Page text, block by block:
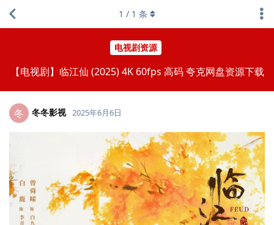
电视剧资源
【电视剧】临江仙 (2025) 4K 60fps 高码 夸克网盘资源下载
1 / 1 条
冬 冬冬影视 2025年6月6日